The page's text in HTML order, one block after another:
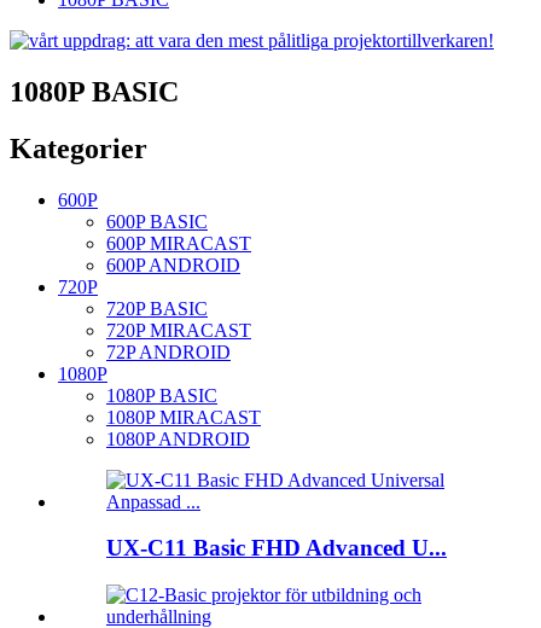
1080P BASIC
Kategorier
600P
600P BASIC
600P MIRACAST
600P ANDROID
720P
720P BASIC
720P MIRACAST
72P ANDROID
1080P
1080P BASIC
1080P MIRACAST
1080P ANDROID
UX-C11 Basic FHD Advanced U...